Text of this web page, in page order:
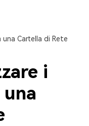
Cartella di Rete
i